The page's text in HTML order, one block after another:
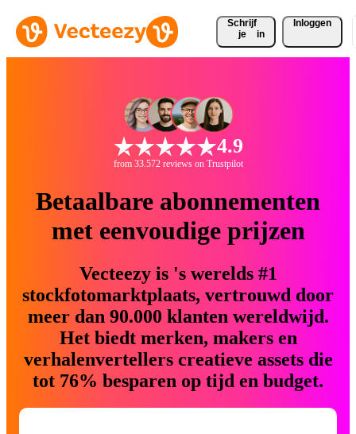
Schrijf
je
in
Inloggen
4.9
from 33.572 reviews on Trustpilot
Betaalbare abonnementen
met eenvoudige prijzen
Vecteezy is 's werelds #1
stockfotomarktplaats, vertrouwd door
meer dan 90.000 klanten wereldwijd.
Het biedt merken, makers en
verhalenvertellers creatieve assets die
tot 76% besparen op tijd en budget.